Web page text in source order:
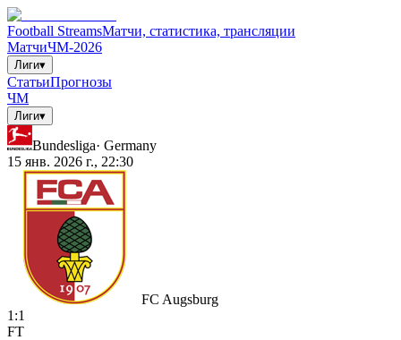
Football StreamsМатчи, статистика, трансляции
МатчиЧМ-2026
Лиги▾
СтатьиПрогнозы
ЧМ
Лиги▾
Bundesliga· Germany
15 янв. 2026 г., 22:30
FC Augsburg
1 :1
FT